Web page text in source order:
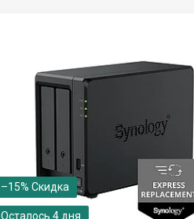
–15%
Осталось 4 дня